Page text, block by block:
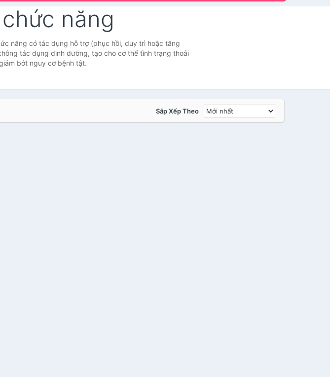
năng
năng có tác dụng hỗ trợ (phục hồi, duy trì hoặc tăng
tác dụng dinh dưỡng, tạo cho cơ thể tình trạng thoải
bớt nguy cơ bệnh tật.
Sắp Xếp Theo